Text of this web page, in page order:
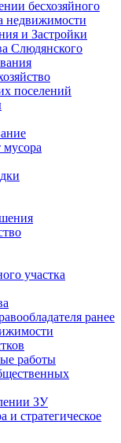
бесхозяйного
недвижимости
и Застройки
Слюдянского
поселений
участка
ранее
работы
ЗУ
и стратегическое